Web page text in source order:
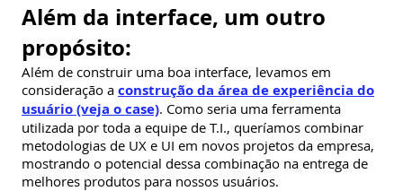
Além da interface, um outro
propósito:
Além de construir uma boa interface, levamos em
consideração a construção da área de experiência do
usuário (veja o case). Como seria uma ferramenta
utilizada por toda a equipe de T.I., queríamos combinar
metodologias de UX e UI em novos projetos da empresa,
mostrando o potencial dessa combinação na entrega de
melhores produtos para nossos usuários.